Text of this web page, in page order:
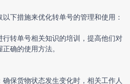
下措施来优化转单号的管理和使用：
转单号相关知识的培训，提高他们对
确的使用方法。
保货物状态发生变化时，相关工作人